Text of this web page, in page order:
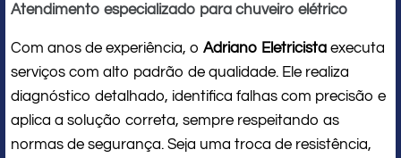
Atendimento especializado para chuveiro elétrico
Com anos de experiência, o Adriano Eletricista executa
serviços com alto padrão de qualidade. Ele realiza
diagnóstico detalhado, identifica falhas com precisão e
aplica a solução correta, sempre respeitando as
normas de segurança. Seja uma troca de resistência,